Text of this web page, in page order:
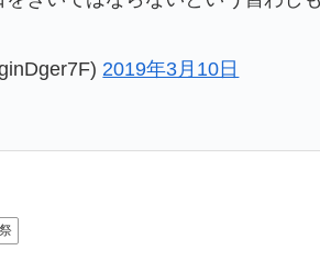
2019年3月10日
祭